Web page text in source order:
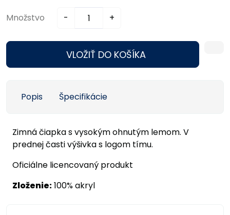
Množstvo - +
VLOŽIŤ DO KOŠÍKA
Popis Špecifikácie
Zimná čiapka s vysokým ohnutým lemom. V
prednej časti výšivka s logom tímu.
Oficiálne licencovaný produkt
Zloženie:100% akryl